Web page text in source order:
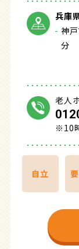
兵庫
神
分
老人
※10
自立